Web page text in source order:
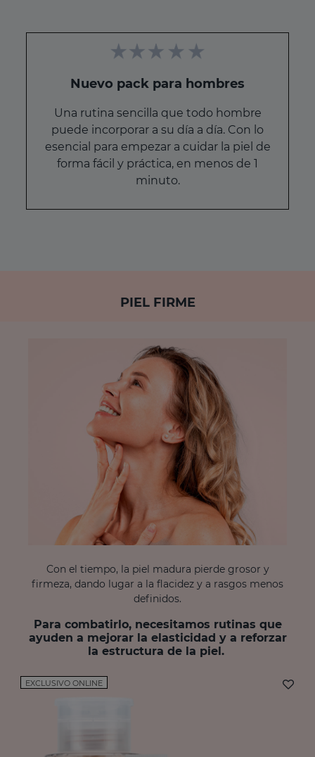
Nuevo pack para hombres
Una rutina sencilla que todo hombre
puede incorporar a su día a día. Con lo
esencial para empezar a cuidar la piel de
forma fácil y práctica, en menos de 1
minuto.
PIEL FIRME
Con el tiempo, la piel madura pierde grosor y
firmeza, dando lugar a la flacidez y a rasgos menos
definidos.
Para combatirlo, necesitamos rutinas que
ayuden a mejorar la elasticidad y a reforzar
la estructura de la piel.
EXCLUSIVO ONLINE